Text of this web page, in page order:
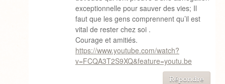
exceptionnelle pour sauver des vies; Il
faut que les gens comprennent qu’il est
vital de rester chez soi .
Courage et amitiés.
https://www.youtube.com/watch?
v=FCQA3T2S9XQ&feature=youtu.be
Répondre